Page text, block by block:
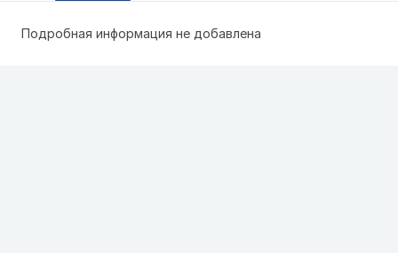
Подробная информация не добавлена